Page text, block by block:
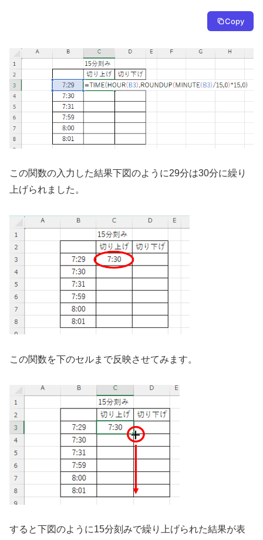
Copy
この関数の入力した結果下図のように29分は30分に繰り
上げられました。
この関数を下のセルまで反映させてみます。
すると下図のように15分刻みで繰り上げられた結果が表